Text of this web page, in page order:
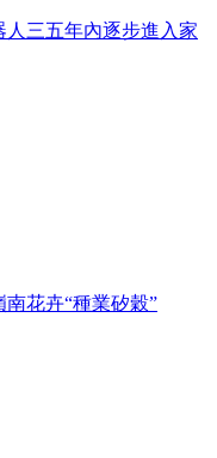
三五年內逐步進入家
花卉“種業矽穀”